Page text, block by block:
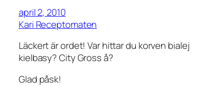
april 2, 2010
Kari Receptomaten
Läckert är ordet! Var hittar du korven bialej
kielbasy? City Gross å?
Glad påsk!